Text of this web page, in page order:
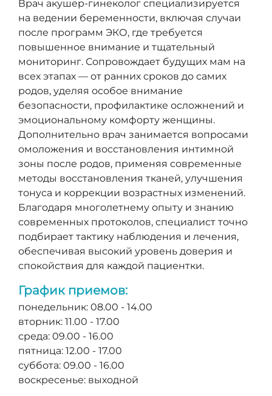
Врач акушер-гинеколог специализируется
на ведении беременности, включая случаи
после программ ЭКО, где требуется
повышенное внимание и тщательный
мониторинг. Сопровождает будущих мам на
всех этапах — от ранних сроков до самих
родов, уделяя особое внимание
безопасности, профилактике осложнений и
эмоциональному комфорту женщины.
Дополнительно врач занимается вопросами
омоложения и восстановления интимной
зоны после родов, применяя современные
методы восстановления тканей, улучшения
тонуса и коррекции возрастных изменений.
Благодаря многолетнему опыту и знанию
современных протоколов, специалист точно
подбирает тактику наблюдения и лечения,
обеспечивая высокий уровень доверия и
спокойствия для каждой пациентки.
График приемов:
понедельник: 08.00 - 14.00
вторник: 11.00 - 17.00
среда: 09.00 - 16.00
пятница: 12.00 - 17.00
суббота: 09.00 - 16.00
воскресенье: выходной